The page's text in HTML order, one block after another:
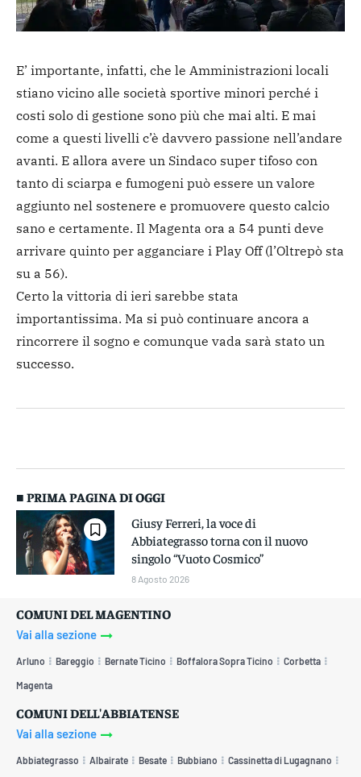
E’ importante, infatti, che le Amministrazioni locali
stiano vicino alle società sportive minori perché i
costi solo di gestione sono più che mai alti. E mai
come a questi livelli c’è davvero passione nell’andare
avanti. E allora avere un Sindaco super tifoso con
tanto di sciarpa e fumogeni può essere un valore
aggiunto nel sostenere e promuovere questo calcio
sano e certamente. Il Magenta ora a 54 punti deve
arrivare quinto per agganciare i Play Off (l’Oltrepò sta
su a 56).
Certo la vittoria di ieri sarebbe stata
importantissima. Ma si può continuare ancora a
rincorrere il sogno e comunque vada sarà stato un
successo.
■ PRIMA PAGINA DI OGGI
Giusy Ferreri, la voce di
Abbiategrasso torna con il nuovo
singolo “Vuoto Cosmico”
8 Agosto 2026
COMUNI DEL MAGENTINO
Vai alla sezione
Arluno Bareggio Bernate Ticino Boffalora Sopra Ticino Corbetta
Magenta
COMUNI DELL'ABBIATENSE
Vai alla sezione
Abbiategrasso Albairate Besate Bubbiano Cassinetta di Lugagnano